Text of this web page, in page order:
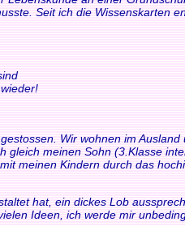
Seit ich die
Wir wohnen im
meinen Sohn (3.Klasse
meinen Kindern durch das
hat, ein dickes Lob
Ideen, ich werde mir